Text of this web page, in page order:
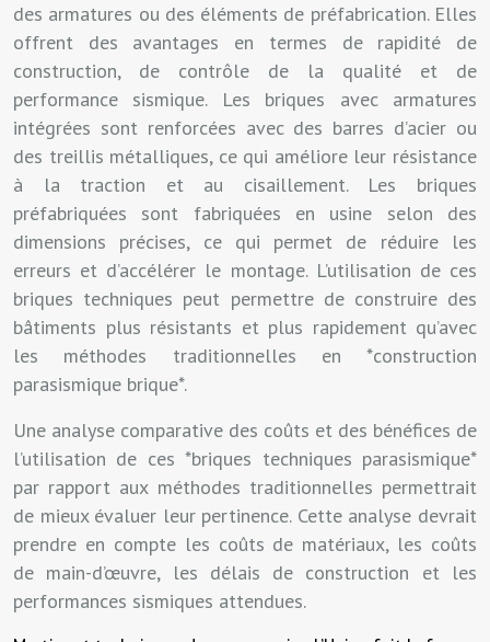
des armatures ou des éléments de préfabrication. Elles
offrent des avantages en termes de rapidité de
construction, de contrôle de la qualité et de
performance sismique. Les briques avec armatures
intégrées sont renforcées avec des barres d’acier ou
des treillis métalliques, ce qui améliore leur résistance
à la traction et au cisaillement. Les briques
préfabriquées sont fabriquées en usine selon des
dimensions précises, ce qui permet de réduire les
erreurs et d’accélérer le montage. L’utilisation de ces
briques techniques peut permettre de construire des
bâtiments plus résistants et plus rapidement qu’avec
les méthodes traditionnelles en *construction
parasismique brique*.
Une analyse comparative des coûts et des bénéfices de
l’utilisation de ces *briques techniques parasismique*
par rapport aux méthodes traditionnelles permettrait
de mieux évaluer leur pertinence. Cette analyse devrait
prendre en compte les coûts de matériaux, les coûts
de main-d’œuvre, les délais de construction et les
performances sismiques attendues.